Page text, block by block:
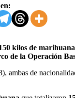
de la Operación
ambas de